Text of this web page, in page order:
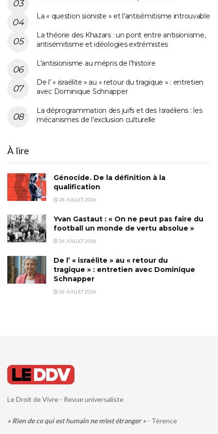
La « question sioniste » et l’antisémitisme introuvable
La théorie des Khazars : un pont entre antisionisme,
antisémitisme et idéologies extrémistes
L’antisionisme au mépris de l’histoire
De l’ « israélite » au « retour du tragique » : entretien
avec Dominique Schnapper
La déprogrammation des juifs et des Israéliens : les
mécanismes de l’exclusion culturelle
À lire
Génocide. De la définition à la
qualification
28 JUILLET 2026
Yvan Gastaut : « On ne peut pas faire du
football un monde de vertu absolue »
26 JUILLET 2026
De l’ « israélite » au « retour du
tragique » : entretien avec Dominique
Schnapper
26 JUILLET 2026
Le Droit de Vivre - Revue universaliste
« Rien de ce qui est humain ne m'est étranger » - Térence